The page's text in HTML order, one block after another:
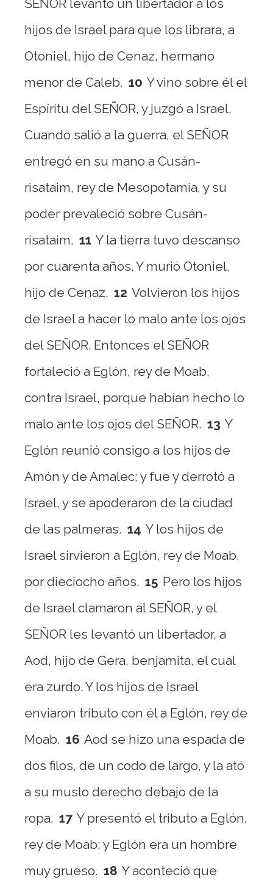
SEÑOR levantó un libertador a los
hijos de Israel para que los librara, a
Otoniel, hijo de Cenaz, hermano
menor de Caleb. 10 Y vino sobre él el
Espíritu del SEÑOR, y juzgó a Israel.
Cuando salió a la guerra, el SEÑOR
entregó en su mano a Cusán-
risataim, rey de Mesopotamia, y su
poder prevaleció sobre Cusán-
risataim. 11 Y la tierra tuvo descanso
por cuarenta años. Y murió Otoniel,
hijo de Cenaz. 12 Volvieron los hijos
de Israel a hacer lo malo ante los ojos
del SEÑOR. Entonces el SEÑOR
fortaleció a Eglón, rey de Moab,
contra Israel, porque habían hecho lo
malo ante los ojos del SEÑOR. 13 Y
Eglón reunió consigo a los hijos de
Amón y de Amalec; y fue y derrotó a
Israel, y se apoderaron de la ciudad
de las palmeras. 14 Y los hijos de
Israel sirvieron a Eglón, rey de Moab,
por dieciocho años. 15 Pero los hijos
de Israel clamaron al SEÑOR, y el
SEÑOR les levantó un libertador, a
Aod, hijo de Gera, benjamita, el cual
era zurdo. Y los hijos de Israel
enviaron tributo con él a Eglón, rey de
Moab. 16 Aod se hizo una espada de
dos filos, de un codo de largo, y la ató
a su muslo derecho debajo de la
ropa. 17 Y presentó el tributo a Eglón,
rey de Moab; y Eglón era un hombre
muy grueso. 18 Y aconteció que